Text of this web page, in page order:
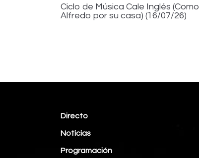
Ciclo de Música Cale Inglés (Como
Alfredo por su casa) (16/07/26)
Directo
Noticias
Programación